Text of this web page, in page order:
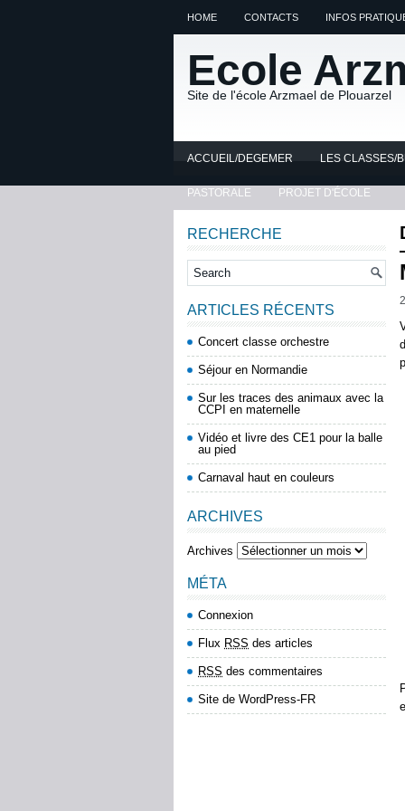
HOME CONTACTS INFOS
Ecole
Site de l'école Arzmael de Plouarzel
ACCUEIL/DEGEMER LES CLASSES/
PASTORALE PROJET D'ÉCOLE
RECHERCHE
ARTICLES RÉCENTS
Concert classe orchestre
Séjour en Normandie
Sur les traces des animaux avec la
CCPI en maternelle
Vidéo et livre des CE1 pour la balle
au pied
Carnaval haut en couleurs
ARCHIVES
Archives
MÉTA
Connexion
Flux RSS des articles
RSS des commentaires
Site de WordPress-FR